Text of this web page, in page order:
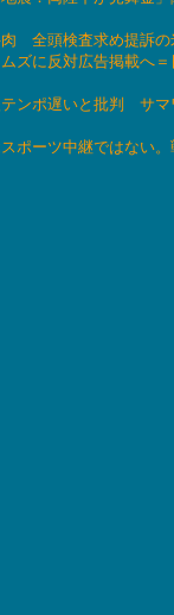
全頭検査求め提訴
ズに反対広告掲載へ
ンポ遅いと批判 サマ
ポーツ中継ではない